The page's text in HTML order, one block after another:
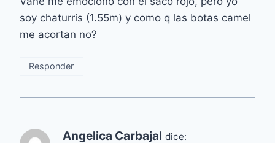
soy chaturris (1.55m) y como q las botas camel
me acortan no?
Responder
Angelica Carbajal dice: